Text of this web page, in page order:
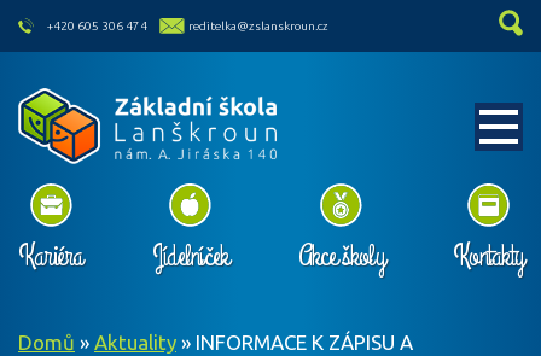
skip to main content
+420 605 306 474 reditelka@zslanskroun.cz
Kariéra Jídelníček Akce školy Kontakty
Domů » Aktuality » INFORMACE K ZÁPISU A